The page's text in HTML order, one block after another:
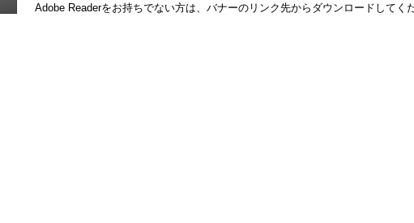
Adobe Readerをお持ちでない方は、バナーのリンク先からダウンロードしてく